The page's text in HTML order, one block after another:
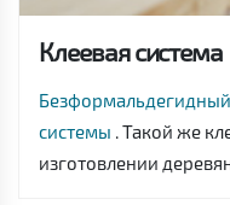
Клеевая система
системы . Такой же
изготовлении